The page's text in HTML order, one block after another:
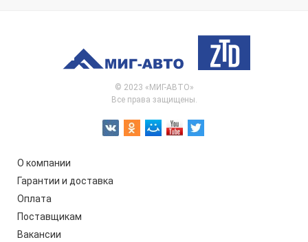
© 2023 «МИГ-АВТО»
Все права защищены.
О компании
Гарантии и доставка
Оплата
Поставщикам
Вакансии